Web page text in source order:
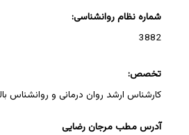
شماره نظام روانشناسی:
3882
تخصص:
کارشناس ارشد روان درمانی و روانشناس
آدرس مطب مرجان رضایی